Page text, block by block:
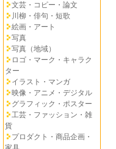
文芸・コピー・論文
川柳・俳句・短歌
絵画・アート
写真
写真（地域）
ロゴ・マーク・キャラク
ター
イラスト・マンガ
映像・アニメ・デジタル
グラフィック・ポスター
工芸・ファッション・雑
貨
プロダクト・商品企画・